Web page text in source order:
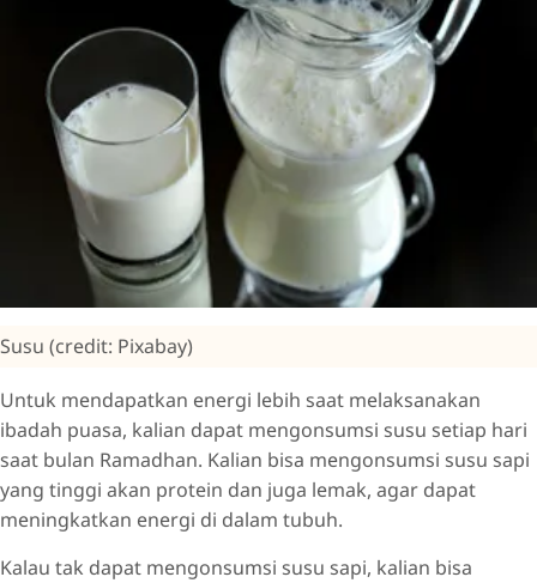
Susu (credit: Pixabay)
Untuk mendapatkan energi lebih saat melaksanakan
ibadah puasa, kalian dapat mengonsumsi susu setiap hari
saat bulan Ramadhan. Kalian bisa mengonsumsi susu sapi
yang tinggi akan protein dan juga lemak, agar dapat
meningkatkan energi di dalam tubuh.
Kalau tak dapat mengonsumsi susu sapi, kalian bisa